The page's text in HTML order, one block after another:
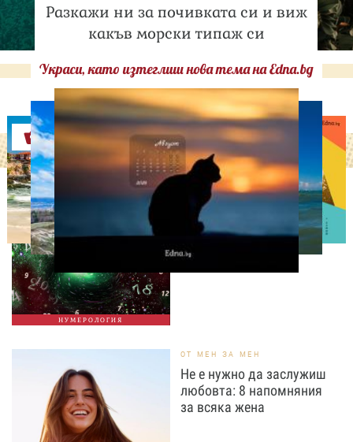
Разкажи ни за почивката си и виж
какъв морски типаж си
Украси, като изтеглиш нова тема на Edna.bg
Оферти
НУМЕРОЛОГИЯ
НУМЕРОЛОГИЯ
Нумерологична прогноза
за 9 август, неделя
ОТ МЕН ЗА МЕН
Не е нужно да заслужиш
любовта: 8 напомняния
за всяка жена